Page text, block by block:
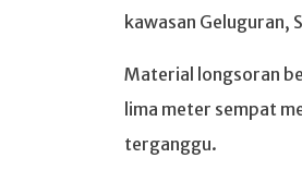
kawasan Geluguran,
Material longsoran
lima meter sempat
terganggu.